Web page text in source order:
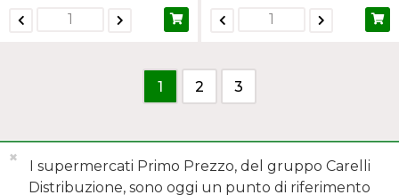
1 2 3
I supermercati Primo Prezzo, del gruppo Carelli
Distribuzione, sono oggi un punto di riferimento
✖